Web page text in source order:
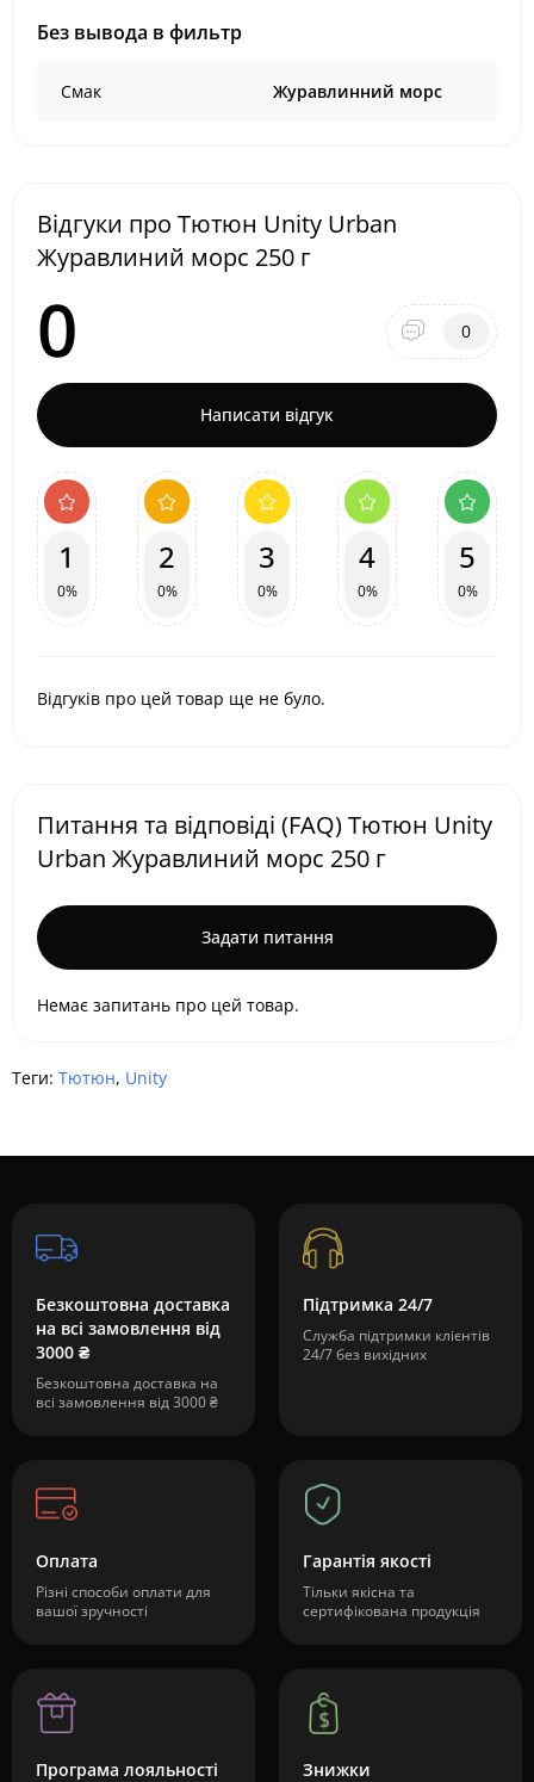
Без вывода в фильтр
Смак Журавлинний морс
Відгуки про Тютюн Unity Urban
Журавлиний морс 250 г
0 0
Написати відгук
1
0%
2
0%
3
0%
4
0%
5
0%
Відгуків про цей товар ще не було.
Питання та відповіді (FAQ) Тютюн Unity
Urban Журавлиний морс 250 г
Задати питання
Немає запитань про цей товар.
Теги: Тютюн, Unity
Безкоштовна доставка
на всі замовлення від
3000 ₴
Безкоштовна доставка на
всі замовлення від 3000 ₴
Підтримка 24/7
Служба підтримки клієнтів
24/7 без вихідних
Оплата
Різні способи оплати для
вашої зручності
Гарантія якості
Тільки якісна та
сертифікована продукція
Програма лояльності Знижки